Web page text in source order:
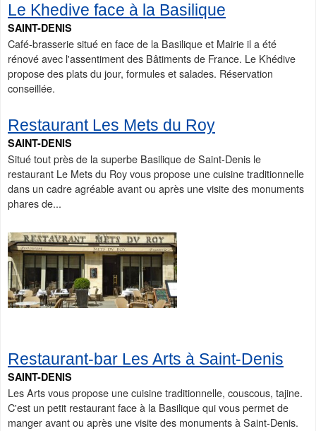
Le Khedive face à la Basilique
SAINT-DENIS
Café-brasserie situé en face de la Basilique et Mairie il a été
rénové avec l'assentiment des Bâtiments de France. Le Khédive
propose des plats du jour, formules et salades. Réservation
conseillée.
Restaurant Les Mets du Roy
SAINT-DENIS
Situé tout près de la superbe Basilique de Saint-Denis le
restaurant Le Mets du Roy vous propose une cuisine traditionnelle
dans un cadre agréable avant ou après une visite des monuments
phares de...
Restaurant-bar Les Arts à Saint-Denis
SAINT-DENIS
Les Arts vous propose une cuisine traditionnelle, couscous, tajine.
C'est un petit restaurant face à la Basilique qui vous permet de
manger avant ou après une visite des monuments à Saint-Denis.